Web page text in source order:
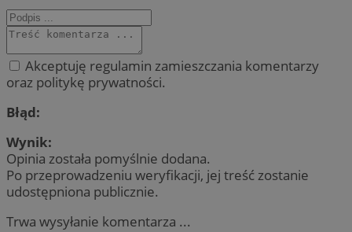
Akceptuję regulamin zamieszczania komentarzy
oraz politykę prywatności.
Błąd:
Wynik:
Opinia została pomyślnie dodana.
Po przeprowadzeniu weryfikacji, jej treść zostanie
udostępniona publicznie.
Trwa wysyłanie komentarza ...